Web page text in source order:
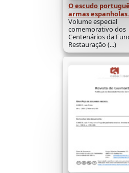
O escudo
armas espanholas.
Volume especial
comemorativo dos
Centenários da
Restauração (...)